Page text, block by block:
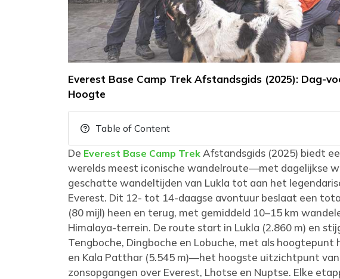
Everest Base Camp Trek Afstandsgids (2025): Dag-
Hoogte
Table of Content
De Everest Base Camp Trek Afstandsgids (2025) biedt
werelds meest iconische wandelroute—met dagelijkse
geschatte wandeltijden van Lukla tot aan het
Everest. Dit 12- tot 14-daagse avontuur beslaat een
(80 mijl) heen en terug, met gemiddeld 10–15 km
Himalaya-terrein. De route start in Lukla (2.860 m) en
Tengboche, Dingboche en Lobuche, met als hoogtepunt
en Kala Patthar (5.545 m)—het hoogste uitzichtpunt
zonsopgangen over Everest, Lhotse en Nuptse. Elke